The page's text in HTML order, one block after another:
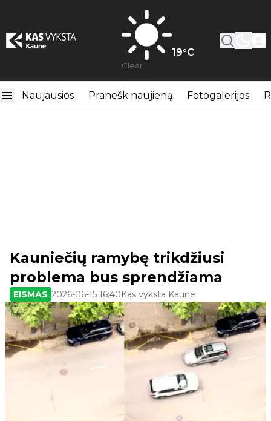
19°C
Clear
Naujausios Pranešk naujieną Fotogalerijos
Kauniečių ramybę trikdžiusi
problema bus sprendžiama
EISMAS 2026-06-15 16:40Kas vyksta Kaune